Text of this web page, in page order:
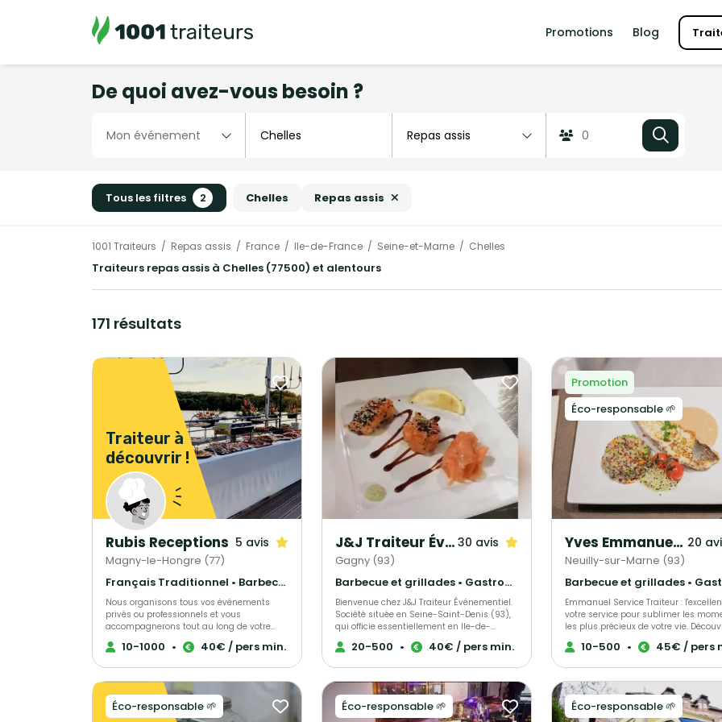
Promotions Blog
De quoi avez-vous besoin ?
Tous les filtres 2 Chelles Repas assis
1001 Traiteurs Repas assis France Ile-de-France Seine-et-Marne Chelles
Traiteurs repas assis à Chelles (77500) et alentours
171 résultats
Traiteur à
découvrir !
Rubis Receptions 5 avis
Magny-le-Hongre (77)
Français Traditionnel • Barbecue et grillades • Gastronomique
Nous organisons tous vos événements
privés ou professionnels et vous
accompagnerons tout au long de votre
projet. Pour plus de renseignements, venez
nous rencontrer !
10-1000 • 40€ / pers min.
Éco-responsable 🌱
J&J Traiteur Événementiel 30 avis
Gagny (93)
Barbecue et grillades • Gastronomique • Cuisine régionale
Bienvenue chez J&J Traiteur Événementiel.
Société située en Seine-Saint-Denis (93),
qui officie essentiellement en Ile-de-
France. Fort de ses 30 années d'expériences
dans l’hôtellerie restauration et de ses
mais aussi créole ou caraïbéenne, ou
encore une fusion entre ces différentes
cultures. Pour faire de vos événements des
20-500 • 40€ / pers min.
Promotion
Éco-responsable 🌱
Yves Emmanuel Traiteur 20
Neuilly-sur-Marne (93)
Emmanuel Service Traiteur :
votre service pour sublimer les
les plus précieux de votre vie.
une cuisine gastronomique Afro-
Européenne qui repose sur des
d'expérience, le Chef Yves Emmanuel a
acquis une maîtrise inégalée de la
fusion, ayant été formé dans les
10-500 • 45€ / pers
Éco-responsable 🌱 Éco-responsable 🌱